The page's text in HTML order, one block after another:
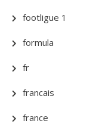
footligue 1
formula
fr
francais
france